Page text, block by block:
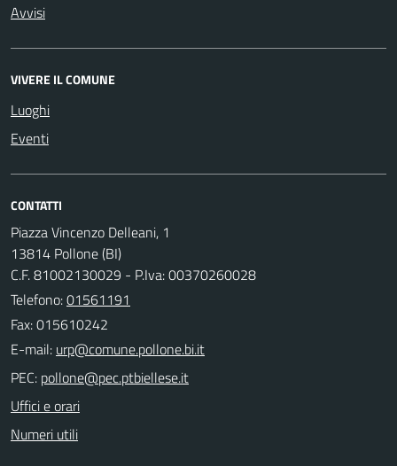
Avvisi
VIVERE IL COMUNE
Luoghi
Eventi
CONTATTI
Piazza Vincenzo Delleani, 1
13814 Pollone (BI)
C.F. 81002130029 - P.Iva: 00370260028
Telefono:01561191
Fax: 015610242
E-mail:
PEC:
Uffici e orari
Numeri utili